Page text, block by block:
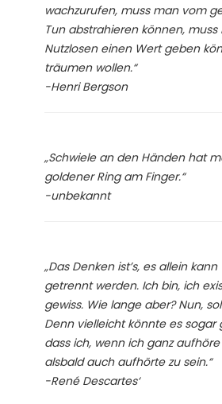
wachzurufen, muss man vom
Tun abstrahieren können,
Nutzlosen einen Wert geben
träumen wollen.“
-Henri Bergson
„Schwiele an den Händen hat
goldener Ring am Finger.“
-unbekannt
„Das Denken ist’s, es allein
getrennt werden. Ich bin, ich
gewiss. Wie lange aber? Nun,
Denn vielleicht könnte es sogar
dass ich, wenn ich ganz
alsbald auch aufhörte zu sein.“
-René Descartes‘